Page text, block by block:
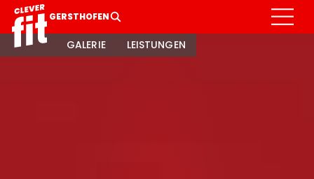
GERSTHOFEN
GALERIE LEISTUNGEN